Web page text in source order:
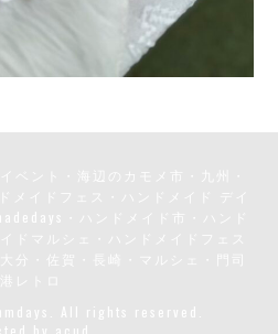
ベント・海辺のカモメ市・九州・
・ハンドメイド市・ハンド
分・佐賀・長崎・マルシェ・門司
All rights reserved.